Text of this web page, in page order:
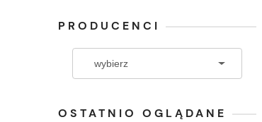
PRODUCENCI
OSTATNIO OGLĄDANE